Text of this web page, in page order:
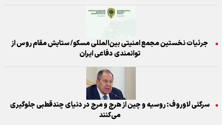
جرئیات نخستین مجمع امنیتی بین‌المللی مسکو/ ستایش مقام روس از
توانمندی دفاعی ایران
سرگئی لاوروف: روسیه و چین از هرج و مرج در دنیای چندقطبی جلوگیری
می‌کنند